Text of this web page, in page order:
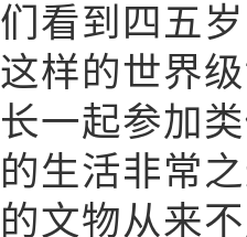
们看到四五
这样的世界
长一起参加
的生活非常
的文物从来